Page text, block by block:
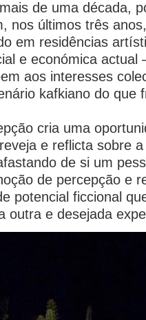
de uma década,
nos últimos três
em residências
e económica actual
aos interesses
kafkiano do que
cria uma
e reflicta sobre
de si um
de percepção e
potencial ficcional
outra e desejada